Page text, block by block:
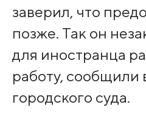
заверил, что
позже. Так он
для иностранца
работу, сообщили
городского суда.